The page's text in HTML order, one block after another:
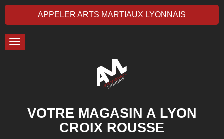
APPELER ARTS MARTIAUX LYONNAIS
Toggle
navigation
VOTRE MAGASIN A LYON
CROIX ROUSSE